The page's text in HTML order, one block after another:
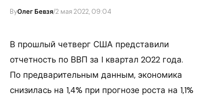
ByОлег Бевзя/2 мая 2022, 09:04
В прошлый четверг США представили
отчетность по ВВП за I квартал 2022 года.
По предварительным данным, экономика
снизилась на 1,4% при прогнозе роста на 1,1%